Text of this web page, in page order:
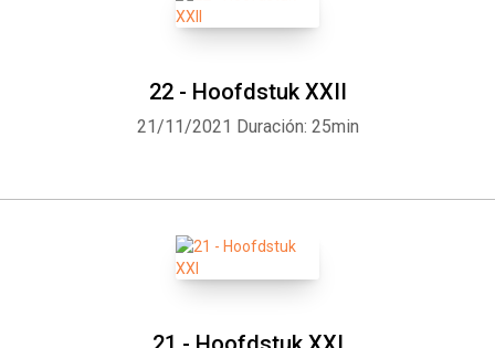
22 - Hoofdstuk XXII
21/11/2021 Duración: 25min